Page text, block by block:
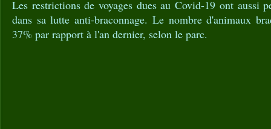
Les restrictions de voyages dues au Covid-19 ont aussi
dans sa lutte anti-braconnage. Le nombre d'animaux
37% par rapport à l'an dernier, selon le parc.